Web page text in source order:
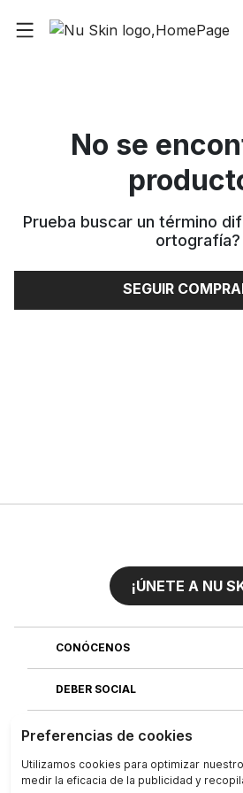
No se
Prueba buscar un término
ortografía?
SEGUIR
¡ÚNETE A NU
CONÓCENOS
DEBER SOCIAL
ÚNETE AL EQUIPO
DESCUBRE NUESTRAS